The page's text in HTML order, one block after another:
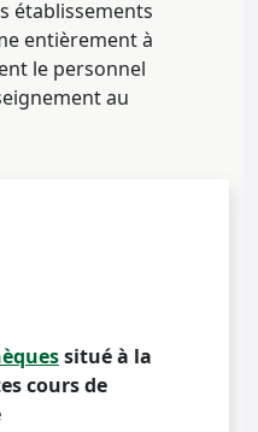
établissements
entièrement à
le personnel
au
situé à la
cours de